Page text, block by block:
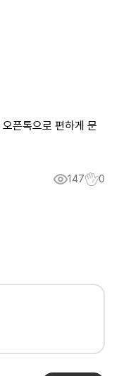
오픈톡으로 편하게 문
147 0